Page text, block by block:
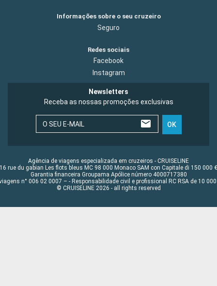
Informações sobre o seu cruzeiro
Seguro
Redes sociais
Facebook
Instagram
Newsletters
Receba as nossas promoções exclusivas
O SEU E-MAIL OK
Agência de viagens especializada em cruzeiros - CRUISELINE
16 rue du gabian Les flots bleus MC 98 000 Monaco SAM con Capitale di 150 000 €
Garantia financeira Groupama Apólice número 4000717380
n° 006 02 0007 – - Responsabilidade civil e profissional RC RSA de 10 000
© CRUISELINE 2026 - all rights reserved